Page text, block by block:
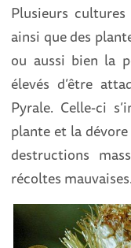
Plusieurs
ainsi que des
ou aussi bien la
élevés d’être
Pyrale. Celle-ci
plante et la
destructions
récoltes mauvaises.